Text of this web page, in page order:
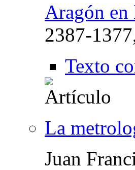
Aragón en
2387-
Texto
La
Juan